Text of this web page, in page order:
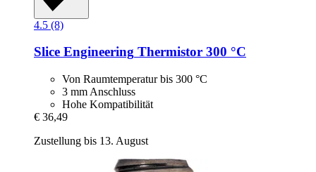
4.5 (8)
Slice Engineering Thermistor 300 °C
Von Raumtemperatur bis 300 °C
3 mm Anschluss
Hohe Kompatibilität
€ 36,49
Zustellung bis 13. August